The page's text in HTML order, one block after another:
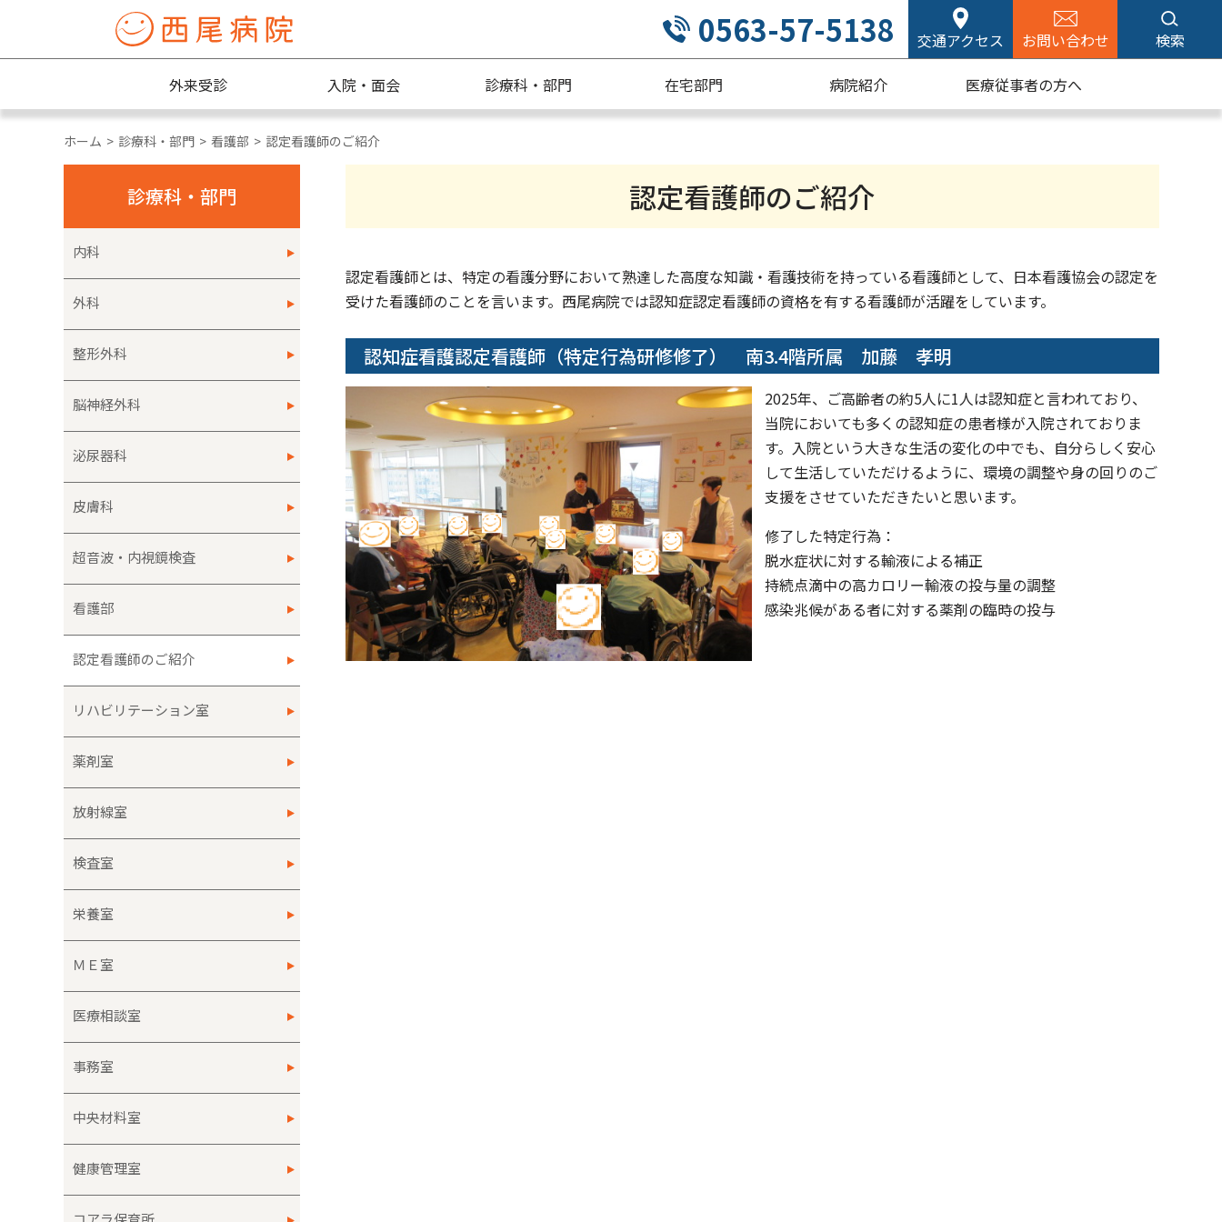
0563-57-5138 交通アクセス お問い合わせ 検索
外来受診 入院・面会 診療科・部門 在宅部門 病院紹介 医療従事者の方へ
ホーム 診療科・部門 看護部 認定看護師のご紹介
診療科・部門
内科
外科
整形外科
脳神経外科
泌尿器科
皮膚科
超音波・内視鏡検査
看護部
認定看護師のご紹介
リハビリテーション室
薬剤室
放射線室
検査室
栄養室
ＭＥ室
医療相談室
事務室
中央材料室
健康管理室
認定看護師のご紹介
認定看護師とは、特定の看護分野において熟達した高度な知識・看護技術を持っている看護師として、日本看護協会の認定を
受けた看護師のことを言います。西尾病院では認知症認定看護師の資格を有する看護師が活躍をしています。
認知症看護認定看護師（特定行為研修修了） 南3.4階所属 加藤 孝明
2025年、ご高齢者の約5人に1人は認知症と言われており、
当院においても多くの認知症の患者様が入院されておりま
す。入院という大きな生活の変化の中でも、自分らしく安心
して生活していただけるように、環境の調整や身の回りのご
支援をさせていただきたいと思います。
修了した特定行為：
脱水症状に対する輸液による補正
持続点滴中の高カロリー輸液の投与量の調整
感染兆候がある者に対する薬剤の臨時の投与